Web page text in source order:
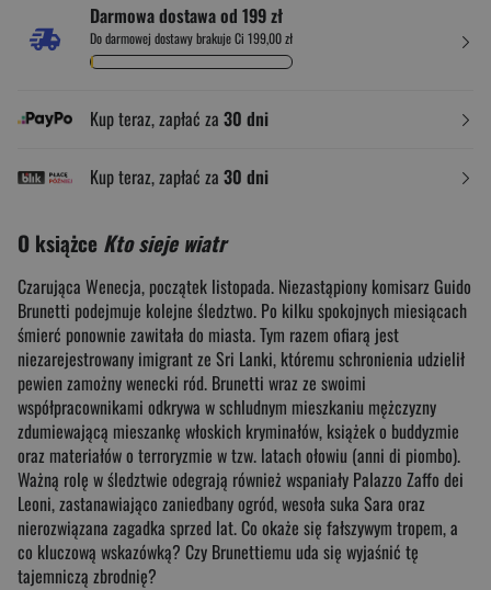
Darmowa dostawa od 199 zł
Do darmowej dostawy brakuje Ci 199,00 zł
Kup teraz, zapłać za 30 dni
Kup teraz, zapłać za 30 dni
O książce Kto sieje wiatr
Czarująca Wenecja, początek listopada. Niezastąpiony komisarz Guido
Brunetti podejmuje kolejne śledztwo. Po kilku spokojnych miesiącach
śmierć ponownie zawitała do miasta. Tym razem ofiarą jest
niezarejestrowany imigrant ze Sri Lanki, któremu schronienia udzielił
pewien zamożny wenecki ród. Brunetti wraz ze swoimi
współpracownikami odkrywa w schludnym mieszkaniu mężczyzny
zdumiewającą mieszankę włoskich kryminałów, książek o buddyzmie
oraz materiałów o terroryzmie w tzw. latach ołowiu (anni di piombo).
Ważną rolę w śledztwie odegrają również wspaniały Palazzo Zaffo dei
Leoni, zastanawiająco zaniedbany ogród, wesoła suka Sara oraz
nierozwiązana zagadka sprzed lat. Co okaże się fałszywym tropem, a
co kluczową wskazówką? Czy Brunettiemu uda się wyjaśnić tę
tajemniczą zbrodnię?